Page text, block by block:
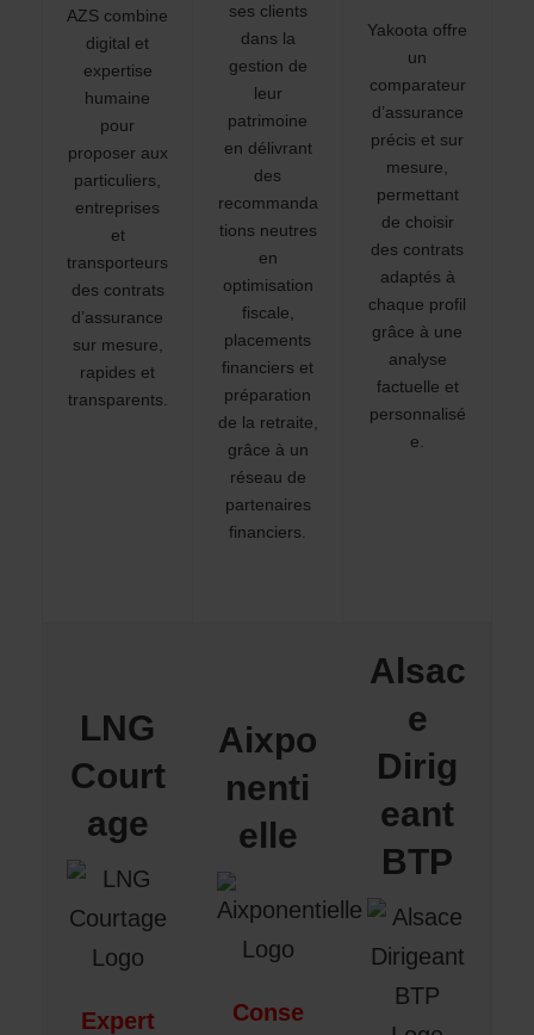
AZS combine
digital et
expertise
humaine
pour
proposer aux
particuliers,
entreprises
et
transporteurs
des contrats
d’assurance
sur mesure,
rapides et
transparents.
ses clients
dans la
gestion de
leur
patrimoine
en délivrant
des
recommanda
tions neutres
en
optimisation
fiscale,
placements
financiers et
préparation
de la retraite,
grâce à un
réseau de
partenaires
financiers.
Yakoota offre
un
comparateur
d’assurance
précis et sur
mesure,
permettant
de choisir
des contrats
adaptés à
chaque profil
grâce à une
analyse
factuelle et
personnalisé
e.
LNG
Court
age
Expert
Aixpo
nenti
elle
Conse
Alsac
e
Dirig
eant
BTP